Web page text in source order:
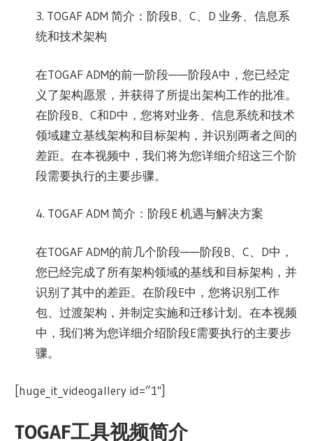
3. TOGAF ADM 简介：阶段B、C、D 业务、信息系
统和技术架构
在TOGAF ADM的前一阶段——阶段A中，您已经定
义了架构愿景，并获得了所提出架构工作的批准。
在阶段B、C和D中，您将对业务、信息系统和技术
领域建立基线架构和目标架构，并识别两者之间的
差距。在本视频中，我们将为您详细介绍这三个阶
段需要执行的主要步骤。
4. TOGAF ADM 简介：阶段E 机遇与解决方案
在TOGAF ADM的前几个阶段——阶段B、C、D中，
您已经完成了所有架构领域的基线和目标架构，并
识别了其中的差距。在阶段E中，您将识别工作
包、过渡架构，并制定实施和迁移计划。在本视频
中，我们将为您详细介绍阶段E需要执行的主要步
骤。
[huge_it_videogallery id=”1″]
TOGAF工具视频简介